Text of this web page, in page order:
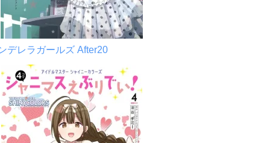
デレラガールズ After20